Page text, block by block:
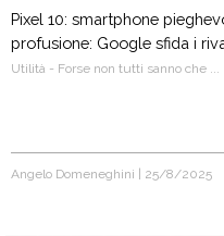
Pixel 10: smartphone
profusione: Google sfida i
Utilità - Forse non tutti sanno che ...
Angelo Domeneghini
25/8/2025